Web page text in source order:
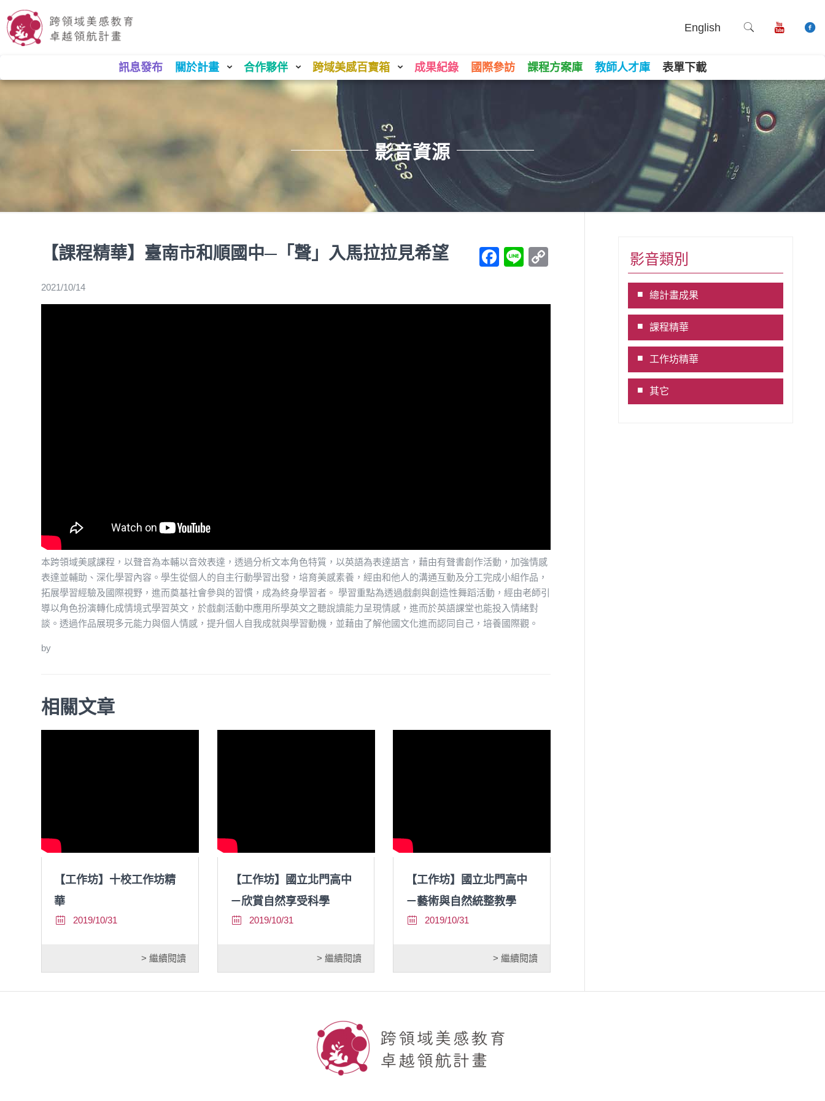
English
訊息發布 關於計畫 合作夥伴 跨域美感百寶箱 成果紀錄 國際參訪 課程方案庫 教師人才庫 表單下載
影音資源
【課程精華】臺南市和順國中─「聲」入馬拉拉見希望 Facebook
Line
2021/10/14
本跨領域美感課程，以聲音為本輔以音效表達，透過分析文本角色特質，以英語為表達語言，藉由有聲書創作活動，加強情感
表達並輔助、深化學習內容。學生從個人的自主行動學習出發，培育美感素養，經由和他人的溝通互動及分工完成小組作品，
拓展學習經驗及國際視野，進而奠基社會參與的習慣，成為終身學習者。 學習重點為透過戲劇與創造性舞蹈活動，經由老師引
導以角色扮演轉化成情境式學習英文，於戲劇活動中應用所學英文之聽說讀能力呈現情感，進而於英語課堂也能投入情緒對
談。透過作品展現多元能力與個人情感，提升個人自我成就與學習動機，並藉由了解他國文化進而認同自己，培養國際觀。
by
相關文章
【工作坊】十校工作坊精
華
2019/10/31
> 繼續閱讀
【工作坊】國立北門高中
－欣賞自然享受科學
2019/10/31
> 繼續閱讀
【工作坊】國立北門高中
－藝術與自然統整教學
2019/10/31
> 繼續閱讀
影音類別
總計畫成果
課程精華
工作坊精華
其它